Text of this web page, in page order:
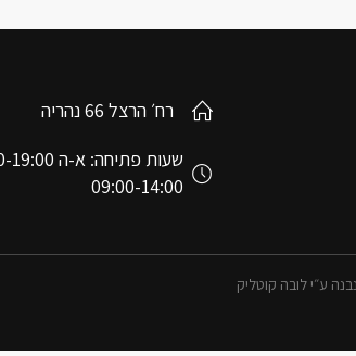
רח׳ הרצל 66 נהריה
09:00-14:00